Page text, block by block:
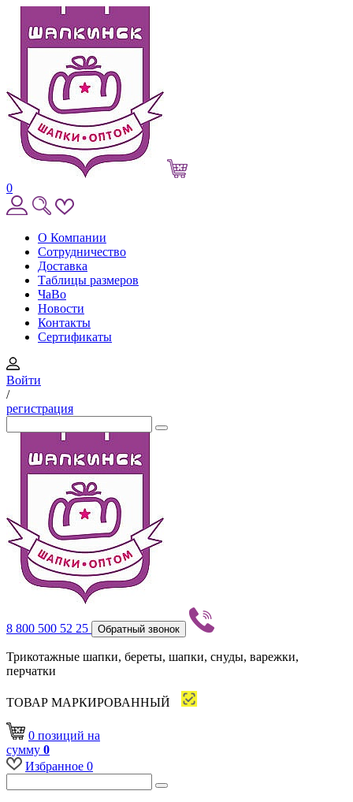
0
О Компании
Сотрудничество
Доставка
Таблицы размеров
ЧаВо
Новости
Контакты
Сертификаты
Войти
/
регистрация
8 800 500 52 25 Обратный звонок
Трикотажные шапки, береты, шапки, снуды, варежки,
перчатки
ТОВАР МАРКИРОВАННЫЙ
0 позиций на
сумму 0
Избранное 0